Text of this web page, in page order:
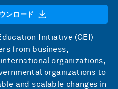
ンロード
Initiative (GEI)
from business,
organizations,
organizations to
and scalable changes in